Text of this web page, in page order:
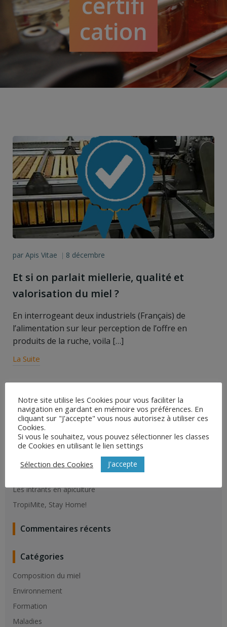
cation
par Apis Vitae | 8 décembre
Et si on parlait miellerie, qualité et
valorisation du miel ?
En interrogeant deux industriels (Français) de
l’alimentation sur leur perception de l’offre en
produits de la ruche, voila […]
La Suite
for:
Articles récents
Sensibilité des Vétérinaires à l’apiculture
Résistance du varroa aux molécules de synthèse
Vaccination contre la loque Américaine
Les intrants en apiculture
TropiMite, Stay Home!
Commentaires récents
Catégories
Composition du miel
Environnement
Formation
Maladies
Notre site utilise les Cookies pour vous faciliter la
navigation en gardant en mémoire vos préférences. En
cliquant sur "J'accepte" vous nous autorisez à utiliser ces
Cookies.
Si vous le souhaitez, vous pouvez sélectionner les classes
de Cookies en utilisant le lien settings
Sélection des Cookies
J'accepte